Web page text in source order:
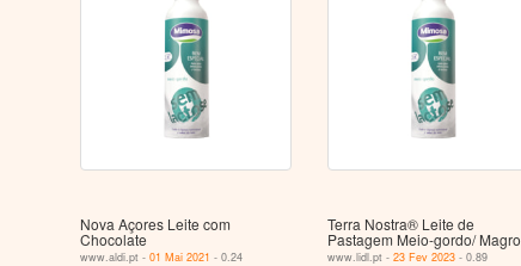
Nova Açores Leite com
Chocolate
www.aldi.pt -01 Mai 2021 - 0.24
Terra Nostra® Leite de
Pastagem Meio-gordo/ Magro
www.lidl.pt - 23 Fev 2023- 0.89